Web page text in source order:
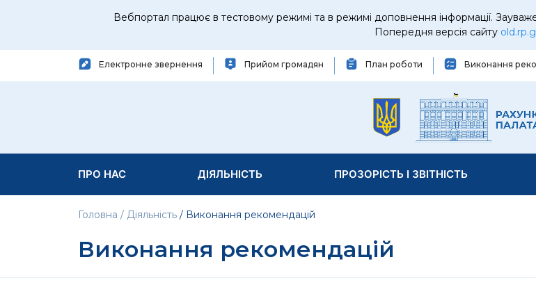
Вебпортал працює в тестовому режимі та в режимі доповнення інформації.
Попередня версія сайту
Електронне звернення Прийом громадян План роботи Виконання
ПРО НАС ДІЯЛЬНІСТЬ ПРОЗОРІСТЬ І ЗВІТНІСТЬ
Головна Діяльність Виконання рекомендацій
Виконання рекомендацій